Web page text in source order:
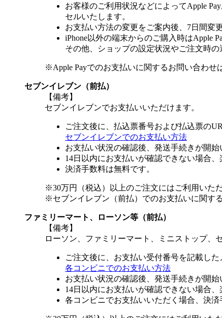
お客様のご利用状況などによってApple
セルいたします。
お支払い方法の変更をご案内後、7日間変
iPhone以外の端末からのご購入時はApple
その他、ショップの設定状況やご注文時
※Apple Payでのお支払いに関するお問い合わせ
セブンイレブン（前払）
【備考】
セブンイレブンでお支払いいただけます。
ご注文後に、払込票番号および払込票の
セブンイレブンでのお支払い方法
お支払い状況の確認後、発送手続きが開
14日以内にお支払いが確認できない場合
決済手数料は無料です。
※30万円（税込）以上のご注文にはご利用いただ
※セブンイレブン（前払）でのお支払いに関す
ファミリーマート、ローソン等（前払）
【備考】
ローソン、ファミリーマート、ミニストップ、
ご注文後に、お支払い受付番号を記載し
各コンビニでのお支払い方法
お支払い状況の確認後、発送手続きが開
14日以内にお支払いが確認できない場合
各コンビニでお支払いいただく場合、決済